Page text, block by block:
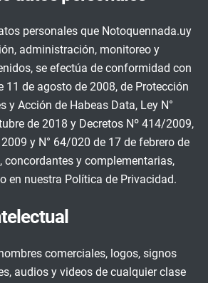
personales que Notoquennada.uy
administración, monitoreo y
se efectúa de conformidad con
11 de agosto de 2008, de Protección
y Acción de Habeas Data, Ley N°
de 2018 y Decretos Nº 414/2009,
y N° 64/020 de 17 de febrero de
y complementarias,
en nuestra Política de Privacidad.
comerciales, logos, signos
audios y videos de cualquier clase